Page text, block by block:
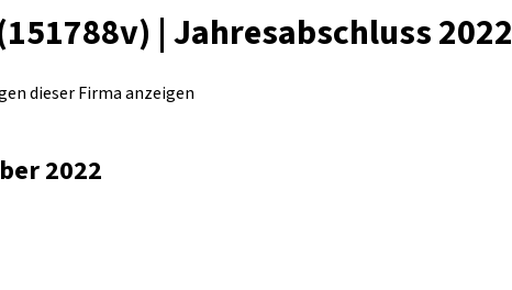
| Jahresabschluss 2022
dieser Firma anzeigen
2022